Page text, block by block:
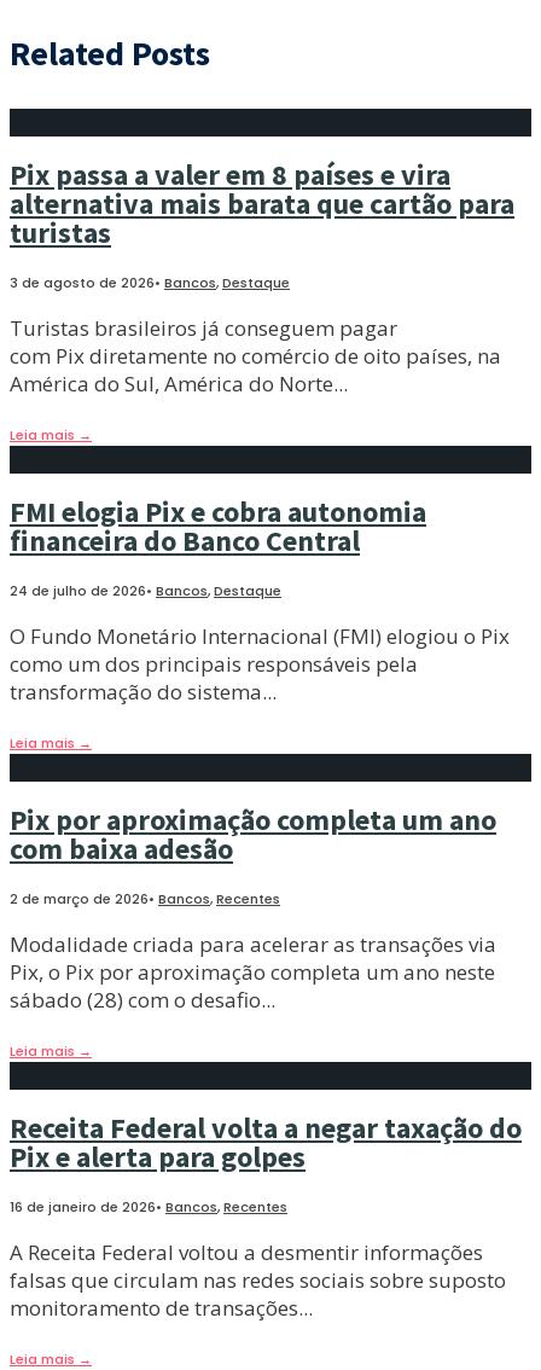
Related Posts
Pix passa a valer em 8 países e vira
alternativa mais barata que cartão para
turistas
3 de agosto de 2026• Bancos,Destaque
Turistas brasileiros já conseguem pagar
com Pix diretamente no comércio de oito países, na
América do Sul, América do Norte...
Leia mais →
FMI elogia Pix e cobra autonomia
financeira do Banco Central
24 de julho de 2026• Bancos,Destaque
O Fundo Monetário Internacional (FMI) elogiou o Pix
como um dos principais responsáveis pela
transformação do sistema...
Leia mais →
Pix por aproximação completa um ano
com baixa adesão
2 de março de 2026• Bancos,Recentes
Modalidade criada para acelerar as transações via
Pix, o Pix por aproximação completa um ano neste
sábado (28) com o desafio...
Leia mais →
Receita Federal volta a negar taxação do
Pix e alerta para golpes
16 de janeiro de 2026• Bancos,Recentes
A Receita Federal voltou a desmentir informações
falsas que circulam nas redes sociais sobre suposto
monitoramento de transações...
Leia mais →